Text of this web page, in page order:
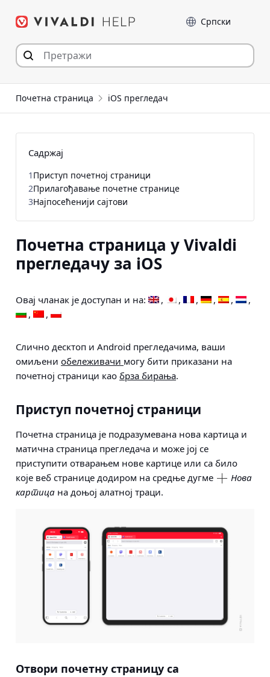
Језик
Почетна страница iOS прегледач
Почетна страница у Vivaldi
прегледачу за iOS
Овај чланак је доступан и на:
Слично десктоп и Android прегледачима, ваши
омиљени обележивачи могу бити приказани на
почетној страници као брза бирања.
Приступ почетној страници
Почетна страница је подразумевана нова картица и
матична страница прегледача и може јој се
приступити отварањем нове картице или са било
које веб странице додиром на средње дугме
Нова
картица на доњој алатној траци.
Отвори почетну страницу са
Садржај
1 Приступ почетној страници
2Прилагођавање почетне странице
3Најпосећенији сајтови